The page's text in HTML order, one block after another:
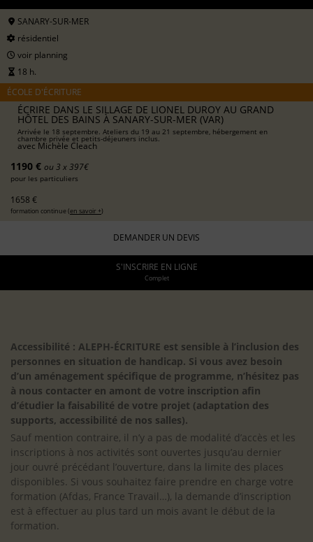
SANARY-SUR-MER
résidentiel
voir planning
18 h.
ÉCOLE D'ÉCRITURE
ÉCRIRE DANS LE SILLAGE DE LIONEL DUROY AU GRAND
HÔTEL DES BAINS À SANARY-SUR-MER (VAR)
Arrivée le 18 septembre. Ateliers du 19 au 21 septembre, hébergement en
chambre privée et petits-déjeuners inclus.
avec Michèle Cleach
1190 € ou 3 x 397€
pour les particuliers
1658 €
formation continue (en savoir +)
DEMANDER UN DEVIS
S'INSCRIRE EN LIGNE
Complet
Accessibilité : ALEPH-ÉCRITURE est sensible à l’inclusion des
personnes en situation de handicap. Si vous avez besoin
d’un aménagement spécifique de programme, n’hésitez pas
à nous contacter en amont de votre inscription afin
d’étudier la faisabilité de votre projet (adaptation des
supports, accessibilité de nos salles).
Sauf mention contraire, il n’y a pas de modalité d’accès et les
inscriptions à nos activités sont ouvertes jusqu’au dernier
jour ouvré précédant l’ouverture, dans la limite des places
disponibles. Si vous souhaitez faire prendre en charge votre
formation (Afdas, France Travail…), la demande d’inscription
est à effectuer au plus tard un mois avant le début de la
formation.